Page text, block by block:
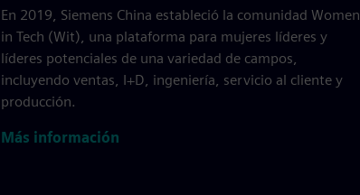
En 2019, Siemens China estableció la comunidad Women
in Tech (Wit), una plataforma para mujeres líderes y
líderes potenciales de una variedad de campos,
incluyendo ventas, I+D, ingeniería, servicio al cliente y
producción.
Más información